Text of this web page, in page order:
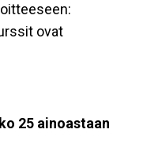
ovat
25 ainoastaan